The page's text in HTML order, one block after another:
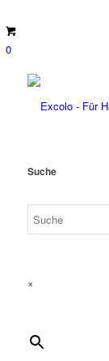
0
Suche
×